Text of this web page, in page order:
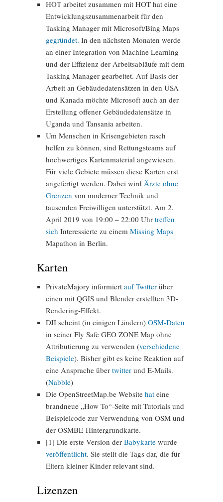
HOT arbeitet zusammen mit HOT hat eine
Entwicklungszusammenarbeit für den
Tasking Manager mit Microsoft/Bing Maps
gegründet. In den nächsten Monaten werde
an einer Integration von Machine Learning
und der Effizienz der Arbeitsabläufe mit dem
Tasking Manager gearbeitet. Auf Basis der
Arbeit an Gebäudedatensätzen in den USA
und Kanada möchte Microsoft auch an der
Erstellung offener Gebäudedatensätze in
Uganda und Tansania arbeiten.
Um Menschen in Krisengebieten rasch
helfen zu können, sind Rettungsteams auf
hochwertiges Kartenmaterial angewiesen.
Für viele Gebiete müssen diese Karten erst
angefertigt werden. Dabei wird Ärzte ohne
Grenzen von moderner Technik und
tausenden Freiwilligen unterstützt. Am 2.
April 2019 von 19:00 – 22:00 Uhr treffen
sich Interessierte zu einem Missing Maps
Mapathon in Berlin.
Karten
PrivateMajory informiert auf Twitter über
einen mit QGIS und Blender erstellten 3D-
Rendering-Effekt.
DJI scheint (in einigen Ländern) OSM-Daten
in seiner Fly Safe GEO ZONE Map ohne
Attributierung zu verwenden (verschiedene
Beispiele). Bisher gibt es keine Reaktion auf
eine Ansprache über twitter und E-Mails.
(Nabble)
Die OpenStreetMap.be Website hat eine
brandneue „How To“-Seite mit Tutorials und
Beispielcode zur Verwendung von OSM und
der OSMBE-Hintergrundkarte.
[1] Die erste Version der Babykarte wurde
veröffentlicht. Sie stellt die Tags dar, die für
Eltern kleiner Kinder relevant sind.
Lizenzen